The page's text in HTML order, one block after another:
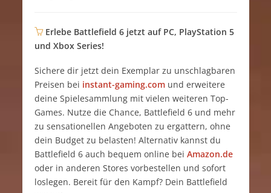
Erlebe Battlefield 6 jetzt auf PC, PlayStation 5
und Xbox Series!
Sichere dir jetzt dein Exemplar zu unschlagbaren
Preisen bei instant-gaming.comund erweitere
deine Spielesammlung mit vielen weiteren Top-
Games. Nutze die Chance, Battlefield 6 und mehr
zu sensationellen Angeboten zu ergattern, ohne
dein Budget zu belasten! Alternativ kannst du
Battlefield 6 auch bequem online bei Amazon.de
oder in anderen Stores vorbestellen und sofort
loslegen. Bereit für den Kampf? Dein Battlefield